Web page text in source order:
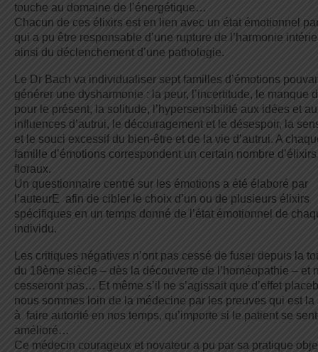
touche au domaine de l’énergétique…
Chacun de ces élixirs est en lien avec un état émotionnel
qui a pu être responsable d’une rupture de l’harmonie
ainsi du déclenchement d’une pathologie.
Le Dr Bach va individualiser sept familles d’émotions
générer une dysharmonie : la peur, l’incertitude, le manque
pour le présent, la solitude, l’hypersensibilité aux idées et
influences d’autrui, le découragement et le désespoir, la
et le souci excessif du bien-être et de la vie d’autrui. A
famille d’émotions correspondent un certain nombre d’élixirs
floraux.
Un questionnaire centré sur les émotions a été élaboré par
l’auteurE afin de cibler le choix d’un ou de plusieurs élixirs
spécifiques en un temps donné de l’état émotionnel de
individu.
Les critiques négatives n’ont pas cessé de fuser depuis la
du 18ème siècle – dès la découverte de l’homéopathie – et
cesseront pas… Et même s’il ne s’agissait que d’effet
nous sommes loin de la médecine par les preuves qui est la
à faire autorité en nos temps, qu’importe si le patient se sent
amélioré…
Ce médecin courageux et novateur a pu par sa pratique